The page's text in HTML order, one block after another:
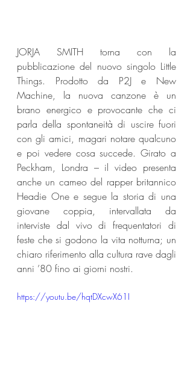
JORJA SMITH torna con la
pubblicazione del nuovo singolo Little
Things. Prodotto da P2J e New
Machine, la nuova canzone è un
brano energico e provocante che ci
parla della spontaneità di uscire fuori
con gli amici, magari notare qualcuno
e poi vedere cosa succede. Girato a
Peckham, Londra – il video presenta
anche un cameo del rapper britannico
Headie One e segue la storia di una
giovane coppia, intervallata da
interviste dal vivo di frequentatori di
feste che si godono la vita notturna; un
chiaro riferimento alla cultura rave dagli
anni ’80 fino ai giorni nostri.
https://youtu.be/hqtDXcwX61I